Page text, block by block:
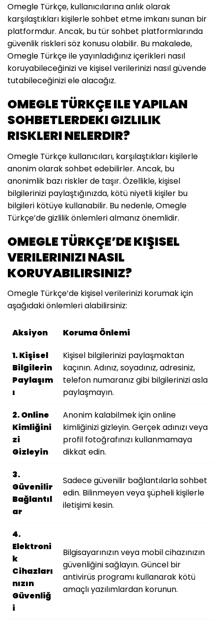
Omegle Türkçe, kullanıcılarına anlık olarak
karşılaştıkları kişilerle sohbet etme imkanı sunan bir
platformdur. Ancak, bu tür sohbet platformlarında
güvenlik riskleri söz konusu olabilir. Bu makalede,
Omegle Türkçe ile yayınladığınız içerikleri nasıl
koruyabileceğinizi ve kişisel verilerinizi nasıl güvende
tutabileceğinizi ele alacağız.
OMEGLE TÜRKÇE ILE YAPILAN
SOHBETLERDEKI GIZLILIK
RISKLERI NELERDIR?
Omegle Türkçe kullanıcıları, karşılaştıkları kişilerle
anonim olarak sohbet edebilirler. Ancak, bu
anonimlik bazı riskler de taşır. Özellikle, kişisel
bilgilerinizi paylaştığınızda, kötü niyetli kişiler bu
bilgileri kötüye kullanabilir. Bu nedenle, Omegle
Türkçe’de gizlilik önlemleri almanız önemlidir.
OMEGLE TÜRKÇE’DE KIŞISEL
VERILERINIZI NASIL
KORUYABILIRSINIZ?
Omegle Türkçe’de kişisel verilerinizi korumak için
aşağıdaki önlemleri alabilirsiniz:
Aksiyon
Koruma Önlemi
1. Kişisel
Bilgilerin
Paylaşım
ı
Kişisel bilgilerinizi paylaşmaktan
kaçının. Adınız, soyadınız, adresiniz,
telefon numaranız gibi bilgilerinizi asla
paylaşmayın.
2. Online
Kimliğini
zi
Gizleyin
Anonim kalabilmek için online
kimliğinizi gizleyin. Gerçek adınızı veya
profil fotoğrafınızı kullanmamaya
dikkat edin.
3.
Güvenilir
Bağlantıl
ar
Sadece güvenilir bağlantılarla sohbet
edin. Bilinmeyen veya şüpheli kişilerle
iletişimi kesin.
4.
Elektroni
k
Cihazları
nızın
Güvenliğ
i
Bilgisayarınızın veya mobil cihazınızın
güvenliğini sağlayın. Güncel bir
antivirüs programı kullanarak kötü
amaçlı yazılımlardan korunun.